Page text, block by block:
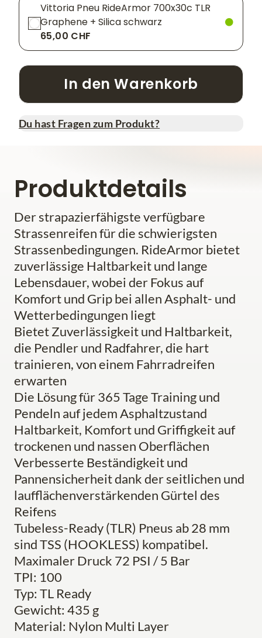
Vittoria Pneu RideArmor 700x30c TLR
Graphene + Silica schwarz
65,00 CHF
In den Warenkorb
Du hast Fragen zum Produkt?
Produktdetails
Der strapazierfähigste verfügbare
Strassenreifen für die schwierigsten
Strassenbedingungen. RideArmor bietet
zuverlässige Haltbarkeit und lange
Lebensdauer, wobei der Fokus auf
Komfort und Grip bei allen Asphalt- und
Wetterbedingungen liegt
Bietet Zuverlässigkeit und Haltbarkeit,
die Pendler und Radfahrer, die hart
trainieren, von einem Fahrradreifen
erwarten
Die Lösung für 365 Tage Training und
Pendeln auf jedem Asphaltzustand
Haltbarkeit, Komfort und Griffigkeit auf
trockenen und nassen Oberflächen
Verbesserte Beständigkeit und
Pannensicherheit dank der seitlichen und
laufflächenverstärkenden Gürtel des
Reifens
Tubeless-Ready (TLR) Pneus ab 28 mm
sind TSS (HOOKLESS) kompatibel.
Maximaler Druck 72 PSI / 5 Bar
TPI: 100
Typ: TL Ready
Gewicht: 435 g
Material: Nylon Multi Layer